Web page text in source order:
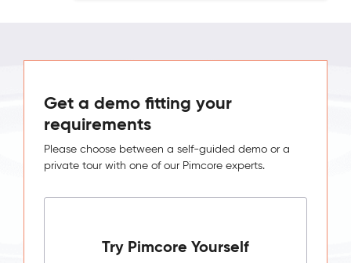
Get a demo fitting your
requirements
Please choose between a self-guided demo or a
private tour with one of our Pimcore experts.
Try Pimcore Yourself